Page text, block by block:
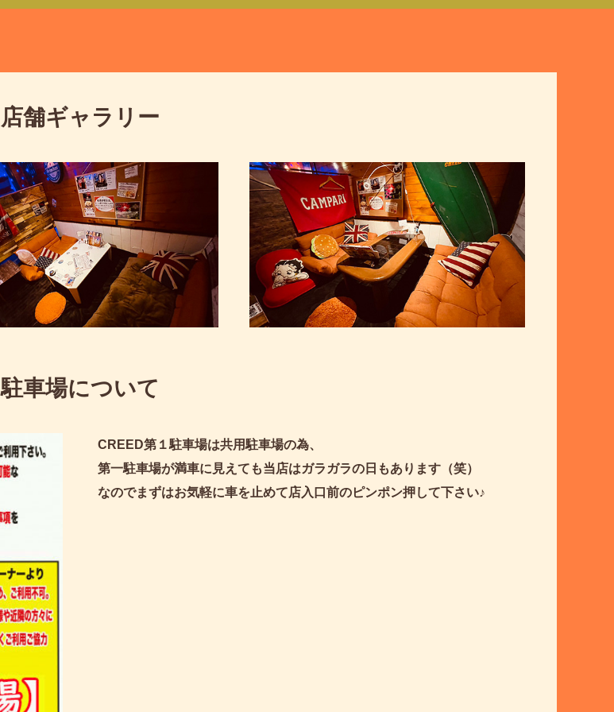
店舗ギャラリー
駐車場について
CREED第１駐車場は共用駐車場の為、
第一駐車場が満車に見えても当店はガラガラの日もあります（笑）
なのでまずはお気軽に車を止めて店入口前のピンポン押して下さい♪